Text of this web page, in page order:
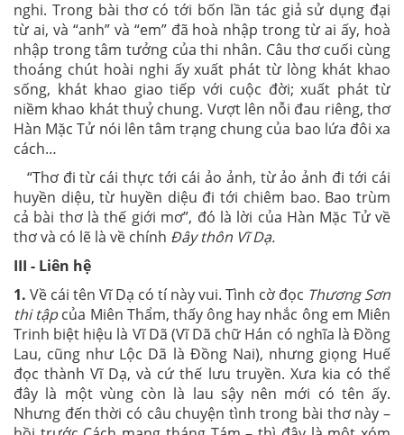
nghi. Trong bài thơ có tới bốn lần tác giả sử dụng đại
từ ai, và “anh” và “em” đã hoà nhập trong từ ai ấy, hoà
nhập trong tâm tưởng của thi nhân. Câu thơ cuối cùng
thoáng chút hoài nghi ấy xuất phát từ lòng khát khao
sống, khát khao giao tiếp với cuộc đời; xuất phát từ
niềm khao khát thuỷ chung. Vượt lên nỗi đau riêng, thơ
Hàn Mặc Tử nói lên tâm trạng chung của bao lứa đôi xa
cách…
“Thơ đi từ cái thực tới cái ảo ảnh, từ ảo ảnh đi tới cái
huyền diệu, từ huyền diệu đi tới chiêm bao. Bao trùm
cả bài thơ là thế giới mơ”, đó là lời của Hàn Mặc Tử về
thơ và có lẽ là về chính Đây thôn Vĩ Dạ.
III - Liên hệ
1. Về cái tên Vĩ Dạ có tí này vui. Tình cờ đọc Thương Sơn
thi tậpcủa Miên Thẩm, thấy ông hay nhắc ông em Miên
Trinh biệt hiệu là Vĩ Dã (Vĩ Dã chữ Hán có nghĩa là Đồng
Lau, cũng như Lộc Dã là Đồng Nai), nhưng giọng Huế
đọc thành Vĩ Dạ, và cứ thế lưu truyền. Xưa kia có thể
đây là một vùng còn là lau sậy nên mới có tên ấy.
Nhưng đến thời có câu chuyện tình trong bài thơ này –